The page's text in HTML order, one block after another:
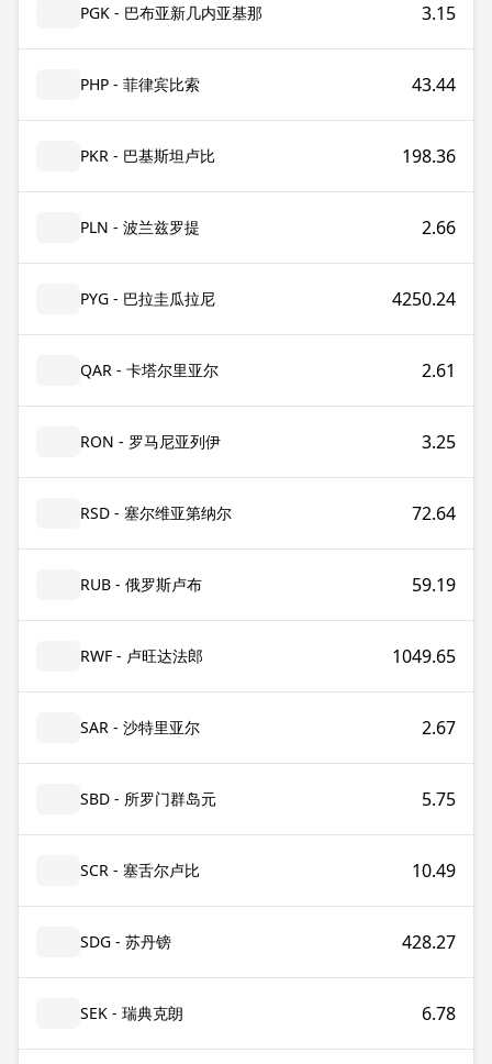
PGK - 巴布亚新几内亚基那 3.15
PHP - 菲律宾比索 43.44
PKR - 巴基斯坦卢比 198.36
PLN - 波兰兹罗提 2.66
PYG - 巴拉圭瓜拉尼 4250.24
QAR - 卡塔尔里亚尔 2.61
RON - 罗马尼亚列伊 3.25
RSD - 塞尔维亚第纳尔 72.64
RUB - 俄罗斯卢布 59.19
RWF - 卢旺达法郎 1049.65
SAR - 沙特里亚尔 2.67
SBD - 所罗门群岛元 5.75
SCR - 塞舌尔卢比 10.49
SDG - 苏丹镑 428.27
SEK - 瑞典克朗 6.78